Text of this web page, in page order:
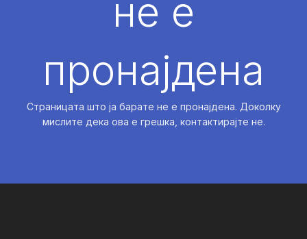
не е
пронајдена
Страницата што ја барате не е пронајдена. Доколку
мислите дека ова е грешка, контактирајте не.